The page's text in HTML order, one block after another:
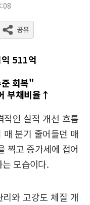
511억
회복"
부채비율↑
적인 실적 개선 흐름
분기 줄어들던 매
찍고 증가세에 접어
모습이다.
와 고강도 체질 개